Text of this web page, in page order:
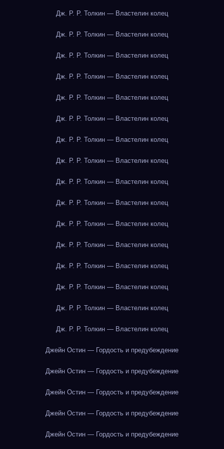
Дж. Р. Р. Толкин — Властелин колец
Дж. Р. Р. Толкин — Властелин колец
Дж. Р. Р. Толкин — Властелин колец
Дж. Р. Р. Толкин — Властелин колец
Дж. Р. Р. Толкин — Властелин колец
Дж. Р. Р. Толкин — Властелин колец
Дж. Р. Р. Толкин — Властелин колец
Дж. Р. Р. Толкин — Властелин колец
Дж. Р. Р. Толкин — Властелин колец
Дж. Р. Р. Толкин — Властелин колец
Дж. Р. Р. Толкин — Властелин колец
Дж. Р. Р. Толкин — Властелин колец
Дж. Р. Р. Толкин — Властелин колец
Дж. Р. Р. Толкин — Властелин колец
Дж. Р. Р. Толкин — Властелин колец
Дж. Р. Р. Толкин — Властелин колец
Джейн Остин — Гордость и предубеждение
Джейн Остин — Гордость и предубеждение
Джейн Остин — Гордость и предубеждение
Джейн Остин — Гордость и предубеждение
Джейн Остин — Гордость и предубеждение